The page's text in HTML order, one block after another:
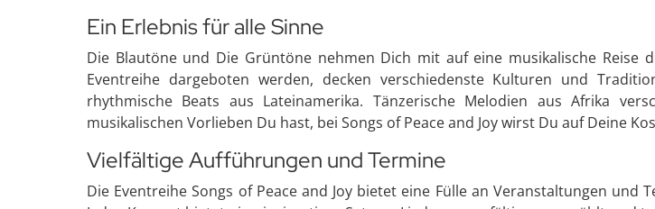
Ein Erlebnis für alle Sinne
Die Blautöne und Die Grüntöne nehmen Dich mit auf eine musikalische Reise
Eventreihe dargeboten werden, decken verschiedenste Kulturen und
rhythmische Beats aus Lateinamerika. Tänzerische Melodien aus Afrika
musikalischen Vorlieben Du hast, bei Songs of Peace and Joy wirst Du auf Deine
Vielfältige Aufführungen und Termine
Die Eventreihe Songs of Peace and Joy bietet eine Fülle an Veranstaltungen